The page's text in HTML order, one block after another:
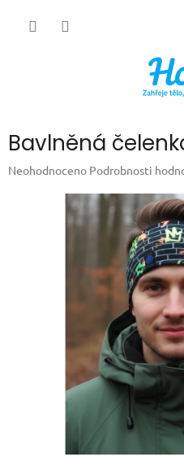
Bavlněná
Průměrné
Neohodnoceno Podrobnosti